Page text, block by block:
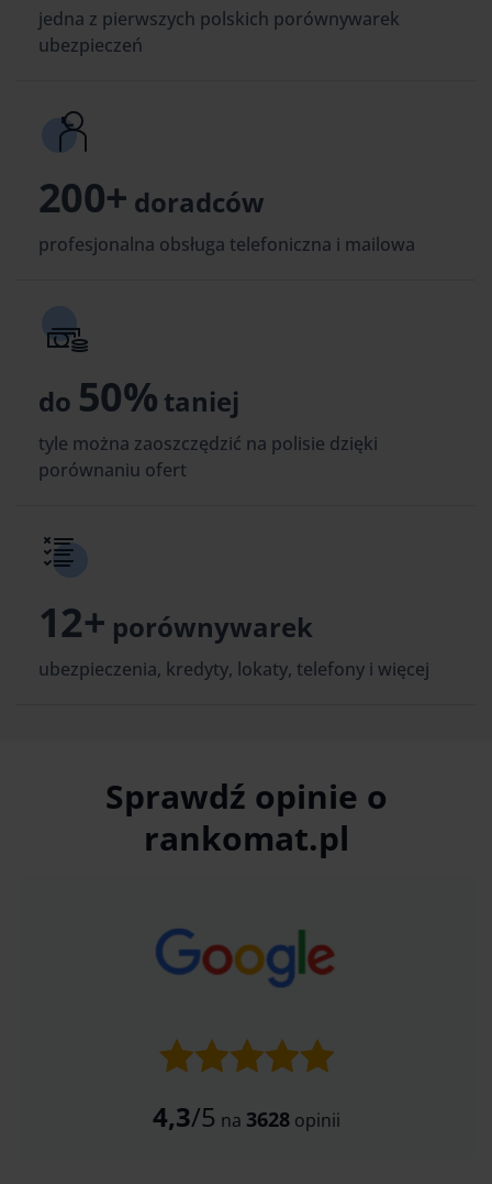
jedna z pierwszych polskich porównywarek
ubezpieczeń
200+ doradców
profesjonalna obsługa telefoniczna i mailowa
do 50%taniej
tyle można zaoszczędzić na polisie dzięki
porównaniu ofert
12+ porównywarek
ubezpieczenia, kredyty, lokaty, telefony i więcej
Sprawdź opinie o
rankomat.pl
4,3/5 na 3628opinii